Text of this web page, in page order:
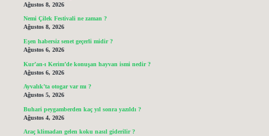
Ağustos 8, 2026
Nemi Çilek Festivali ne zaman ?
Ağustos 8, 2026
Eşen habersiz senet geçerli midir ?
Ağustos 6, 2026
Kur’an-ı Kerim’de konuşan hayvan ismi nedir ?
Ağustos 6, 2026
Ayvalık’ta otogar var mı ?
Ağustos 5, 2026
Buhari peygamberden kaç yıl sonra yazıldı ?
Ağustos 4, 2026
Araç klimadan gelen koku nasıl giderilir ?